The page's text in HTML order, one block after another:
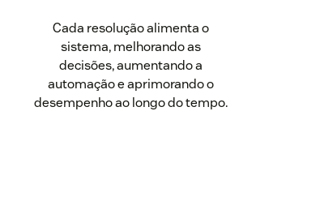
Cada resolução alimenta o
sistema, melhorando as
decisões, aumentando a
automação e aprimorando o
desempenho ao longo do tempo.